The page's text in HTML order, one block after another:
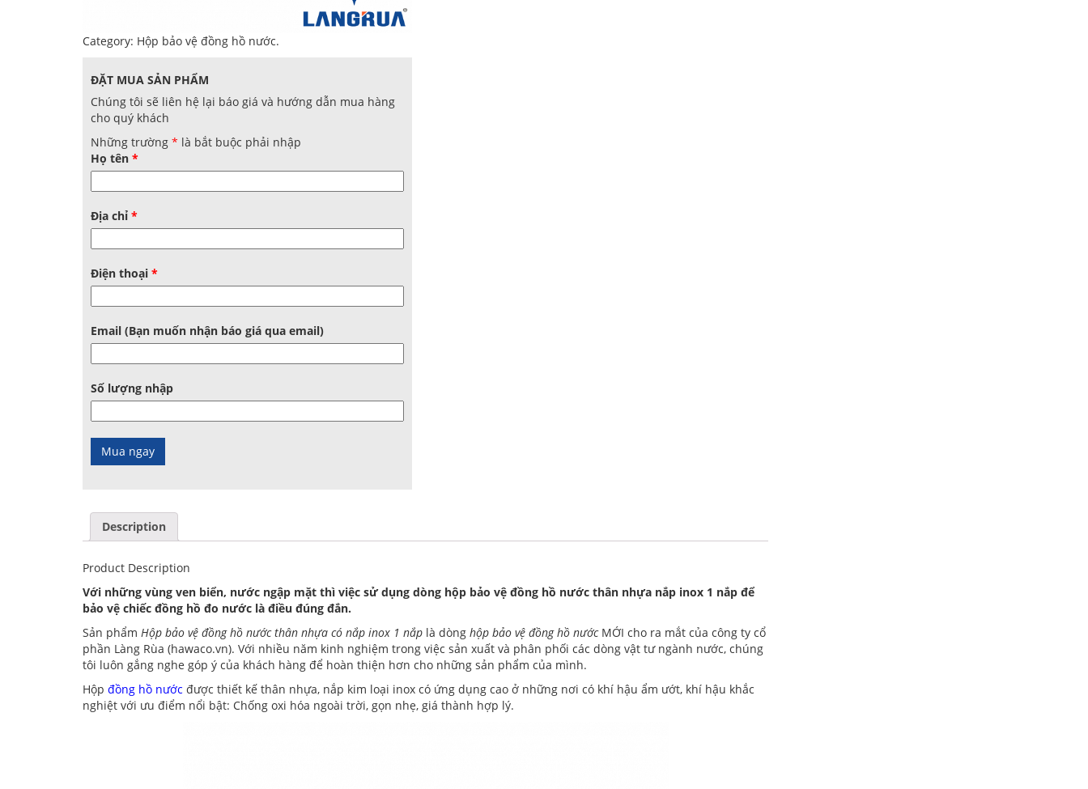
Category: Hộp bảo vệ đồng hồ nước.
ĐẶT MUA SẢN PHẨM
Chúng tôi sẽ liên hệ lại báo giá và hướng dẫn mua hàng
cho quý khách
Những trường * là bắt buộc phải nhập
Họ tên *
Địa chỉ *
Điện thoại *
Email (Bạn muốn nhận báo giá qua email)
Số lượng nhập
Description
Product Description
Với những vùng ven biển, nước ngập mặt thì việc sử dụng dòng hộp bảo vệ đồng hồ nước thân nhựa nắp inox 1 nắp để
bảo vệ chiếc đồng hồ đo nước là điều đúng đắn.
Sản phẩm Hộp bảo vệ đồng hồ nước thân nhựa có nắp inox 1 nắp là dòng hộp bảo vệ đồng hồ nướcMỚI cho ra mắt của công ty cổ
phần Làng Rùa (hawaco.vn). Với nhiều năm kinh nghiệm trong việc sản xuất và phân phối các dòng vật tư ngành nước, chúng
tôi luôn gắng nghe góp ý của khách hàng để hoàn thiện hơn cho những sản phẩm của mình.
Hộp đồng hồ nước được thiết kế thân nhựa, nắp kim loại inox có ứng dụng cao ở những nơi có khí hậu ẩm ướt, khí hậu khắc
nghiệt với ưu điểm nổi bật: Chống oxi hóa ngoài trời, gọn nhẹ, giá thành hợp lý.